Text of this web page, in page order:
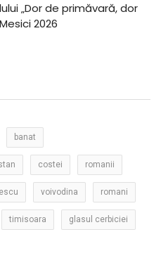
„Dor de primăvară, dor
2026
banat
costei romanii
voivodina romani
timisoara glasul cerbiciei